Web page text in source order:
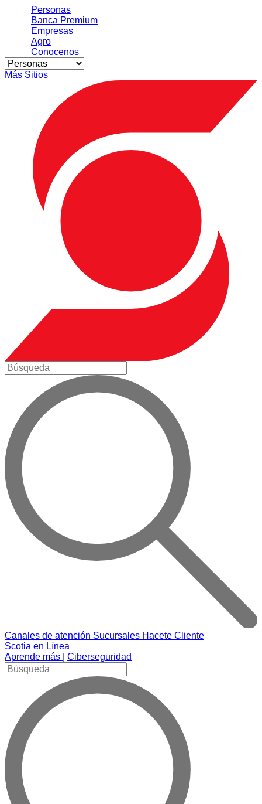
Personas
Banca Premium
Empresas
Agro
Conocenos
Más Sitios
Canales de atención Sucursales Hacete Cliente
Scotia en Línea
Aprende más |
Ciberseguridad